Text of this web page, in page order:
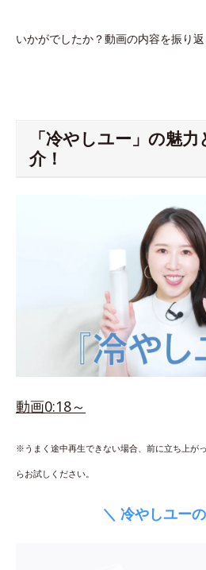
いかがでしたか？動画の内容を振り返
「冷やしユー」の魅
介！
動画0:18～
※うまく途中再生できない場合、前に立ち上が
らお試しください。
＼ 冷やしユー